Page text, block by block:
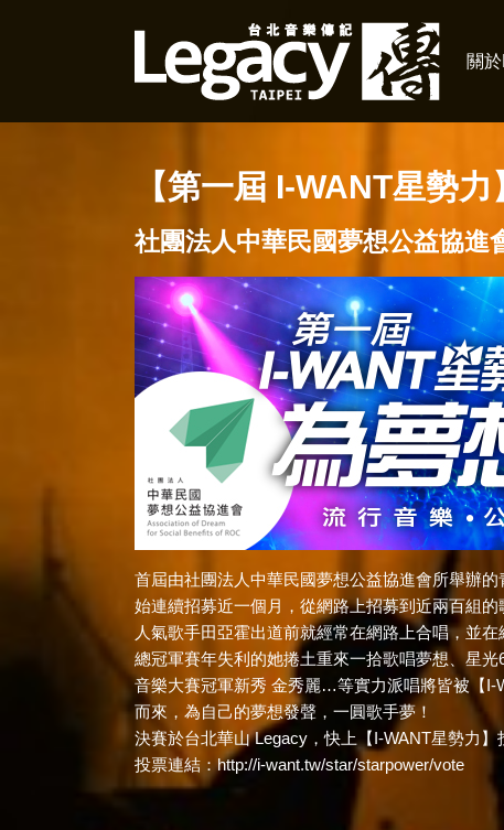
關
【第一屆 I-WANT星勢
社團法人中華民國夢想公益協進
首屆由社團法人中華民國夢想公益協進會所舉辦
始連續招募近一個月，從網路上招募到近兩百組
人氣歌手田亞霍出道前就經常在網路上合唱，並
總冠軍賽年失利的她捲土重來一拾歌唱夢想、星
音樂大賽冠軍新秀 金秀麗…等實力派唱將皆被【I-
而來，為自己的夢想發聲，一圓歌手夢！
決賽於台北華山 Legacy，快上【I-WANT星勢力
投票連結：http://i-want.tw/star/starpower/vote